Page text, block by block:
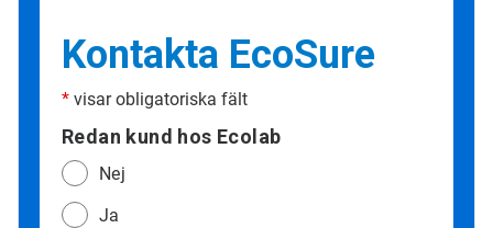
Kontakta EcoSure
* visar obligatoriska fält
Redan kund hos Ecolab
Nej
Ja